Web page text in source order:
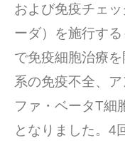
および免疫チェ
ーダ）を施行す
で免疫細胞治療
系の免疫不全、
ファ・ベータT細
となりました。4